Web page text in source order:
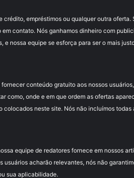
empréstimos ou qualquer outra
contato. Nós ganhamos dinheiro com
nossa equipe se esforça para ser o mais
conteúdo gratuito aos nossos
como, onde e em que ordem as ofertas
neste site. Nós não incluímos
equipe de redatores fornece em nossos
acharão relevantes, nós não
sua aplicabilidade.